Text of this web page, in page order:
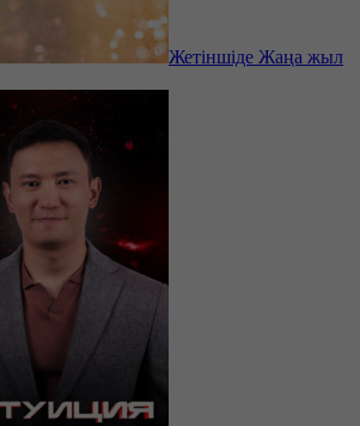
Жетіншіде Жаңа жыл